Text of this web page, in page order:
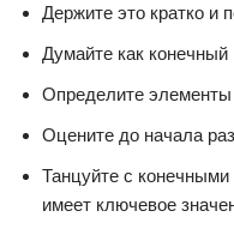
Держите это кратко и
Думайте как конечный
Определите элементы
Оцените до начала
Танцуйте с
имеет ключевое